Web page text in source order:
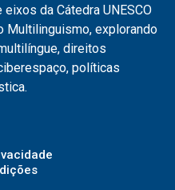
da Cátedra UNESCO
Multilinguismo, explorando
direitos
políticas